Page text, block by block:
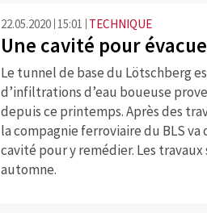
22.05.2020 15:01 TECHNIQUE
Une cavité pour
Le tunnel de base du Lötschberg
d’infiltrations d’eau boueuse
depuis ce printemps. Après des
la compagnie ferroviaire du BLS
cavité pour y remédier. Les
automne.